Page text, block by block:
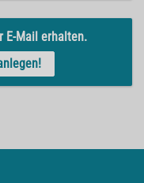
E-Mail erhalten.